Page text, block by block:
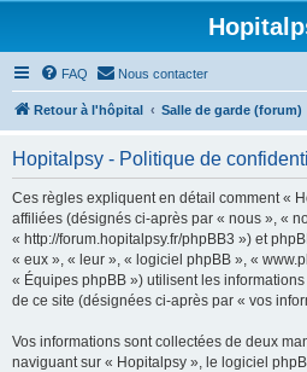
FAQ Nous contacter
Retour à l'hôpital Salle de garde (forum)
Hopitalpsy - Politique de
Ces règles expliquent en détail comment «
affiliées (désignés ci-après par « nous », «
« http://forum.hopitalpsy.fr/phpBB3 ») et
« eux », « leur », « logiciel phpBB », «
« Équipes phpBB ») utilisent les
de ce site (désignées ci-après par « vos
Vos informations sont collectées de deux
naviguant sur « Hopitalpsy », le logiciel